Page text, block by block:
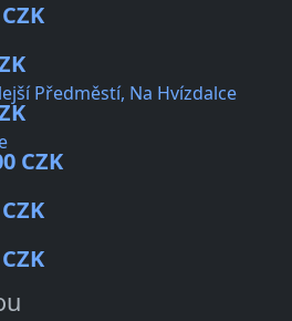
Předměstí, Na Hvízdalce
CZK